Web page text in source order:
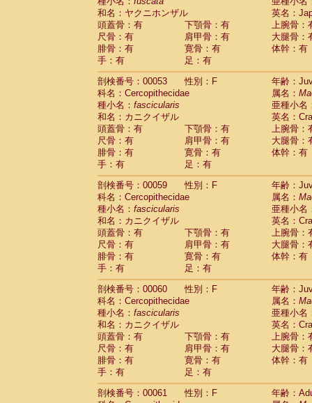
Hominidae
(0)
HominidaePan troglodytes
Hominidae Gorilla gorilla beringei(0)
Hominidae Gorilla gorilla gorilla(0)
Primates misc.(0)
Scandentia Dendrogale melanura
Scandentia Ptilocercus lowii
ScandentiaTupaia glis
Scandentia
Scandentia
和名：ヤクニホンザル
英名：
頭蓋骨：有
下顎骨：有
上腕骨：
尺骨：有
肩甲骨：有
大腿骨：
腓骨：有
寛骨：有
体幹：有
手：有
足：有
剖検番号：00053
性別：F
年齢：
科名：Cercopithecidae
属名：
種小名： fascicularis
亜種小名
和名：カニクイザル
英名：
頭蓋骨：有
下顎骨：有
上腕骨：
尺骨：有
肩甲骨：有
大腿骨：
腓骨：有
寛骨：有
体幹：有
手：有
足：有
剖検番号：00059
性別：F
年齢：
科名：Cercopithecidae
属名：
種小名： fascicularis
亜種小名
和名：カニクイザル
英名：
頭蓋骨：有
下顎骨：有
上腕骨：
尺骨：有
肩甲骨：有
大腿骨：
腓骨：有
寛骨：有
体幹：有
手：有
足：有
剖検番号：00060
性別：F
年齢：
科名：Cercopithecidae
属名：
種小名： fascicularis
亜種小名
和名：カニクイザル
英名：
頭蓋骨：有
下顎骨：有
上腕骨：
尺骨：有
肩甲骨：有
大腿骨：
腓骨：有
寛骨：有
体幹：有
手：有
足：有
剖検番号：00061
性別：F
年齢：